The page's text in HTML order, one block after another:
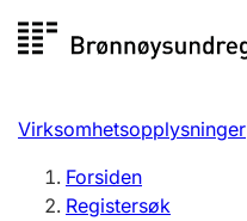
Registersøk
Aksjeselskap
Virksomhetsopplysninger
Forsiden
Registersøk